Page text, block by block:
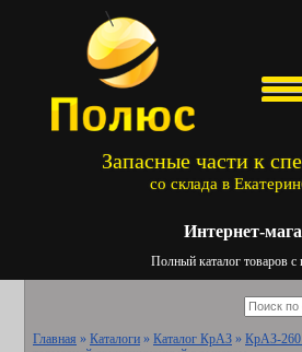
Запасные части к
со склада в
Интернет-
Полный каталог товаров с
Главная » Каталоги » Каталог КрАЗ » КрАЗ-260